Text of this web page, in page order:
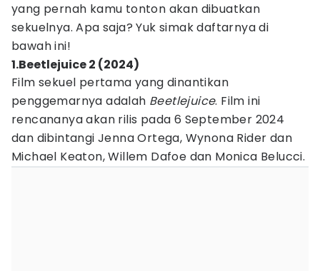
yang pernah kamu tonton akan dibuatkan
sekuelnya. Apa saja? Yuk simak daftarnya di
bawah ini!
1.Beetlejuice 2 (2024)
Film sekuel pertama yang dinantikan
penggemarnya adalah Beetlejuice. Film ini
rencananya akan rilis pada 6 September 2024
dan dibintangi Jenna Ortega, Wynona Rider dan
Michael Keaton, Willem Dafoe dan Monica Belucci.